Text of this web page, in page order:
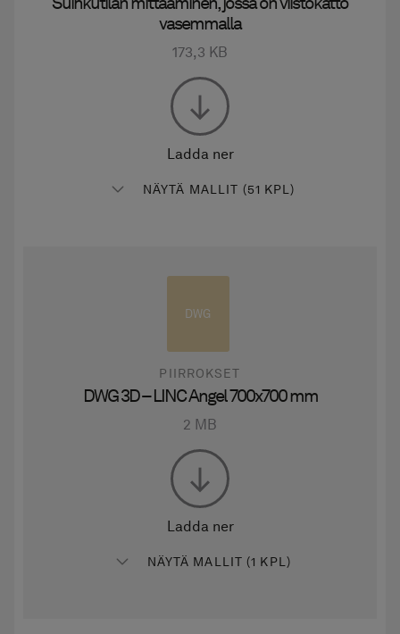
vasemmalla
173,3 KB
Ladda ner
NÄYTÄ MALLIT (51 KPL)
DWG
PIIRROKSET
DWG 3D – LINC Angel 700x700 mm
2 MB
Ladda ner
NÄYTÄ MALLIT (1 KPL)